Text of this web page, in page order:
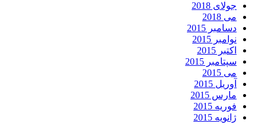
جولای 2018
می 2018
دسامبر 2015
نوامبر 2015
اکتبر 2015
سپتامبر 2015
می 2015
آوریل 2015
مارس 2015
فوریه 2015
ژانویه 2015